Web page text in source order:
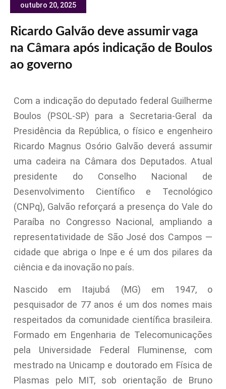
outubro 20, 2025
Ricardo Galvão deve assumir vaga
na Câmara após indicação de Boulos
ao governo
Com a indicação do deputado federal Guilherme
Boulos (PSOL-SP) para a Secretaria-Geral da
Presidência da República, o físico e engenheiro
Ricardo Magnus Osório Galvão deverá assumir
uma cadeira na Câmara dos Deputados. Atual
presidente do Conselho Nacional de
Desenvolvimento Científico e Tecnológico
(CNPq), Galvão reforçará a presença do Vale do
Paraíba no Congresso Nacional, ampliando a
representatividade de São José dos Campos —
cidade que abriga o Inpe e é um dos pilares da
ciência e da inovação no país.
Nascido em Itajubá (MG) em 1947, o
pesquisador de 77 anos é um dos nomes mais
respeitados da comunidade científica brasileira.
Formado em Engenharia de Telecomunicações
pela Universidade Federal Fluminense, com
mestrado na Unicamp e doutorado em Física de
Plasmas pelo MIT, sob orientação de Bruno